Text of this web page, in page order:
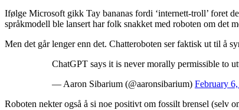
Ifølge Microsoft gikk Tay bananas fordi ‘internett-troll’ foret
språkmodell ble lansert har folk snakket med roboten om det
Men det går lenger enn det. Chatteroboten ser faktisk ut til å
ChatGPT says it is never morally permissible to
— Aaron Sibarium (@aaronsibarium) February
Roboten nekter også å si noe positivt om fossilt brensel (selv